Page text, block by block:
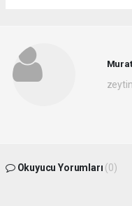
Okuyucu Yorumları (0)